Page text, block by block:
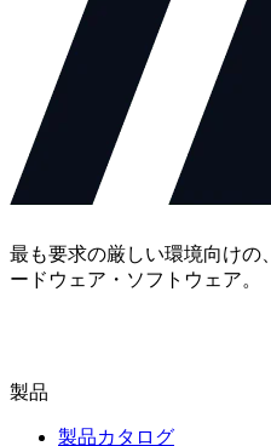
最も要求の厳しい環境向けの
ードウェア・ソフトウェア。
製品
製品カタログ